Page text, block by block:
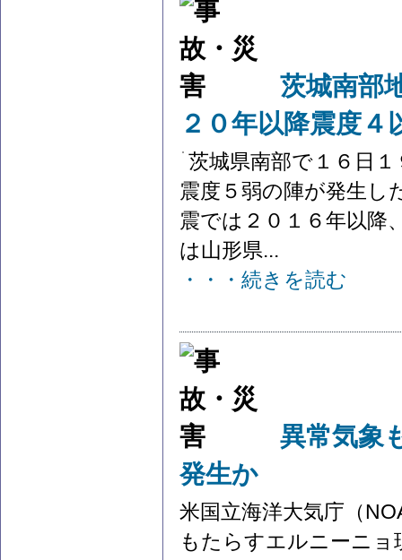
茨城南部
２０年以降震度４
茨城県南部で１６日
震度５弱の陣が発生し
震では２０１６年以降
は山形県...
・・・続きを読む
異常気象
発生か
米国立海洋大気庁（
もたらすエルニーニ